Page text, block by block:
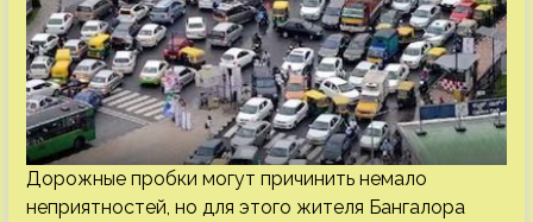
Дорожные пробки могут причинить немало
неприятностей, но для этого жителя Бангалора